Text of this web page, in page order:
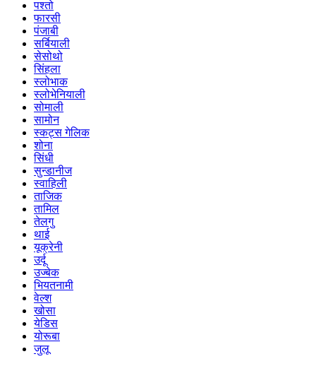
पश्तो
फारसी
पंजाबी
सर्बियाली
सेसोथो
सिंहला
स्लोभाक
स्लोभेनियाली
सोमाली
सामोन
स्कट्स गेलिक
शोना
सिंधी
सुन्डानीज
स्वाहिली
ताजिक
तामिल
तेलगु
थाई
यूक्रेनी
उर्दू
उज्बेक
भियतनामी
वेल्श
खोसा
येडिस
योरूबा
जुलू